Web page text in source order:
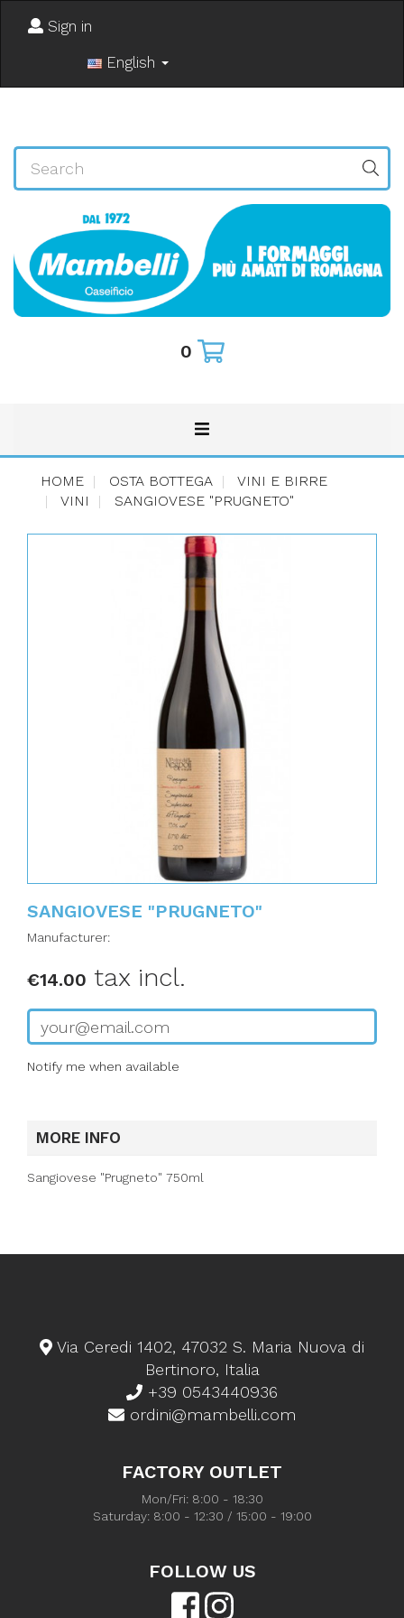
Sign in
English
0
HOME OSTA BOTTEGA
VINI E BIRRE
VINI
SANGIOVESE "PRUGNETO"
SANGIOVESE "PRUGNETO"
Manufacturer:
€14.00 tax incl.
Notify me when available
MORE INFO
Sangiovese "Prugneto" 750ml
Via Ceredi 1402, 47032 S. Maria Nuova di
Bertinoro, Italia
+39 0543440936
ordini@mambelli.com
FACTORY OUTLET
Mon/Fri: 8:00 - 18:30
Saturday: 8:00 - 12:30 / 15:00 - 19:00
FOLLOW US